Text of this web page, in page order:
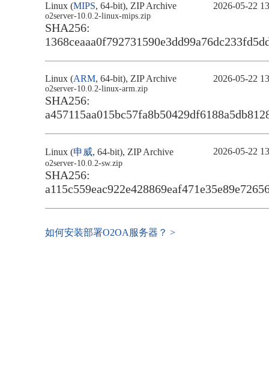
Linux (MIPS, 64-bit), ZIP Archive 2026-05-22
o2server-10.0.2-linux-mips.zip
SHA256:
Linux (ARM, 64-bit), ZIP Archive 2026-05-22
o2server-10.0.2-linux-arm.zip
SHA256:
Linux (申威, 64-bit), ZIP Archive 2026-05-22
o2server-10.0.2-sw.zip
SHA256:
如何安装部署O2OA服务器？ >